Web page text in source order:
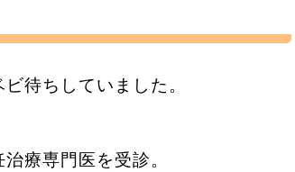
待ちしていました。
療専門医を受診。